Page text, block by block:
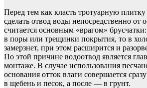
Перед тем как класть тротуарную
сделать отвод воды непосредственно от
считается основным «врагом»
в поры или трещинки покрытия, то в
замерзнет, при этом расширится и
По этой причине водоотвод является
монтаже. В случае использования
основания отток влаги совершается
в щебень и песок, а после — в грунт.